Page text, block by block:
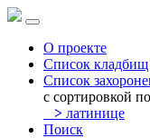
О проекте
Список кладбищ
Список
с сортировкой
> латинице
Поиск